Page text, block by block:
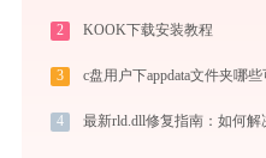
2 KOOK下载安装教程
3 c盘用户下appdata文件夹哪
4 最新rld.dll修复指南：如何